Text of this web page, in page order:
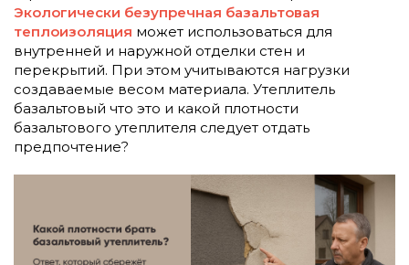
Экологически безупречная базальтовая
теплоизоляция может использоваться для
внутренней и наружной отделки стен и
перекрытий. При этом учитываются нагрузки
создаваемые весом материала. Утеплитель
базальтовый что это и какой плотности
базальтового утеплителя следует отдать
предпочтение?